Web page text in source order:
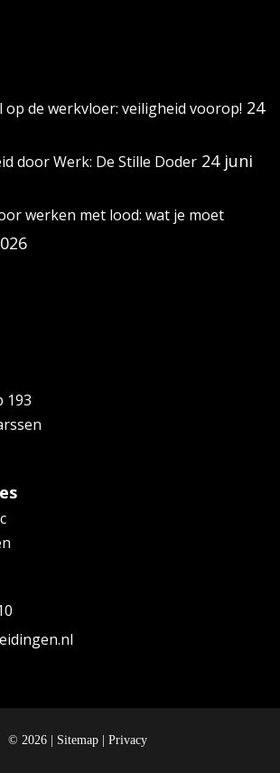
de werkvloer: veiligheid voorop! 24
door Werk: De Stille Doder 24 juni
werken met lood: wat je moet
193
© 2026 | Sitemap | Privacy